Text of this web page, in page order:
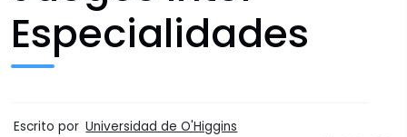
Especialidades
Escrito por Universidad de O'Higgins